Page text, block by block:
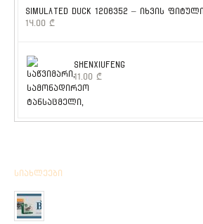
SIMULATED DUCK 1206352 – იხვის
14.00 ₾
SHENXIUFENG
11.00 ₾
სიახლეები